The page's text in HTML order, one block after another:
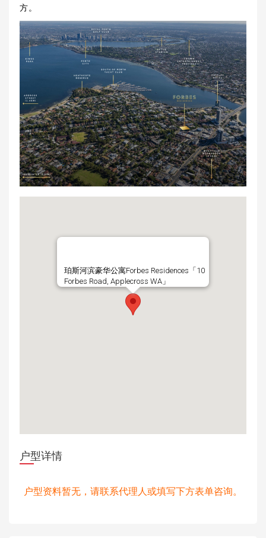
方。
珀斯河滨豪华公寓Forbes Residences「10
Forbes Road, Applecross WA」
户型详情
户型资料暂无，请联系代理人或填写下方表单咨询。